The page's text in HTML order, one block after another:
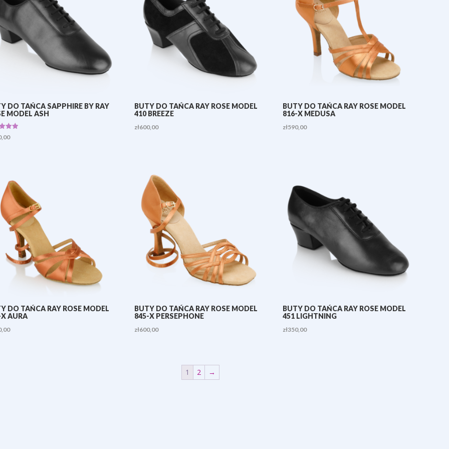
DO TAŃCA SAPPHIRE BY RAY
MODEL ASH
BUTY DO TAŃCA RAY ROSE MODEL
410 BREEZE
zł600,00
BUTY DO TAŃCA RAY ROSE MODEL
816-X MEDUSA
zł590,00
DO TAŃCA RAY ROSE MODEL
AURA
BUTY DO TAŃCA RAY ROSE MODEL
845-X PERSEPHONE
zł600,00
BUTY DO TAŃCA RAY ROSE MODEL
451 LIGHTNING
zł350,00
1 2 →